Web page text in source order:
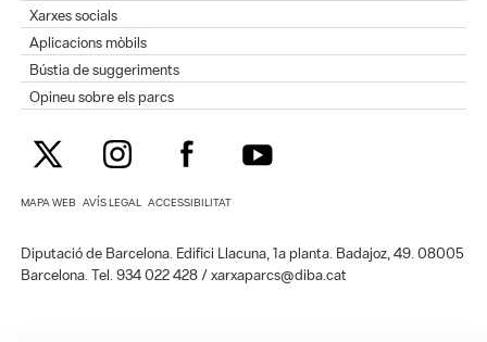
Xarxes socials
Aplicacions mòbils
Bústia de suggeriments
Opineu sobre els parcs
MAPA WEB AVÍS LEGAL ACCESSIBILITAT
Diputació de Barcelona. Edifici Llacuna, 1a planta. Badajoz, 49. 08005
Barcelona. Tel. 934 022 428 / xarxaparcs@diba.cat